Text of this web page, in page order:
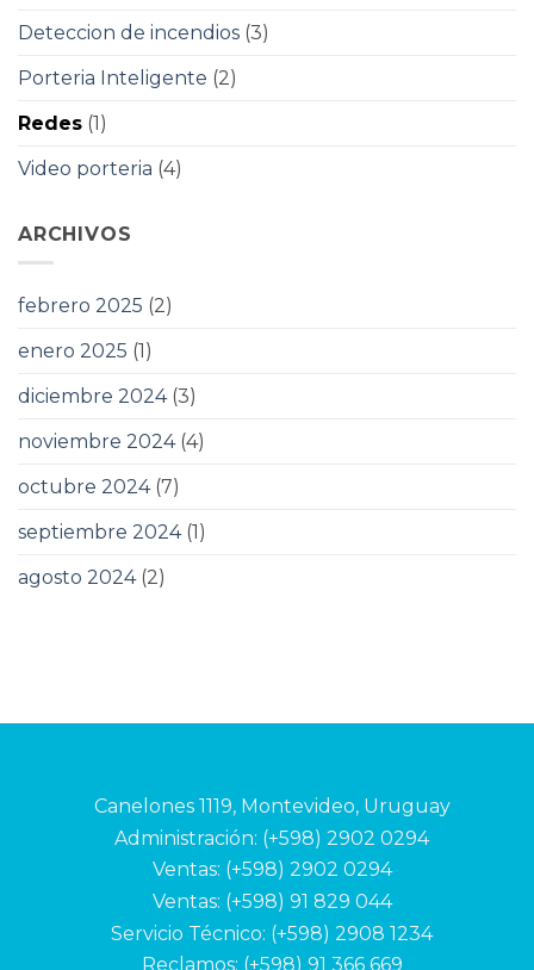
Deteccion de incendios (3)
Porteria Inteligente (2)
Redes (1)
Video porteria (4)
ARCHIVOS
febrero 2025 (2)
enero 2025 (1)
diciembre 2024(3)
noviembre 2024(4)
octubre 2024(7)
septiembre 2024(1)
agosto 2024(2)
Canelones 1119, Montevideo, Uruguay
Administración: (+598) 2902 0294
Ventas: (+598) 2902 0294
Ventas: (+598) 91 829 044
Servicio Técnico: (+598) 2908 1234
Reclamos: (+598) 91 366 669